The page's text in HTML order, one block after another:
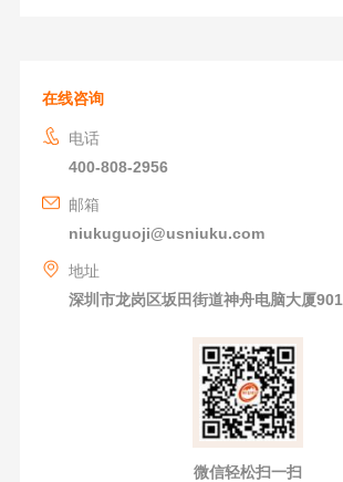
在线咨询
电话
400-808-2956
邮箱
niukuguoji@usniuku.com
地址
深圳市龙岗区坂田街道神舟电脑大厦901
微信轻松扫一扫